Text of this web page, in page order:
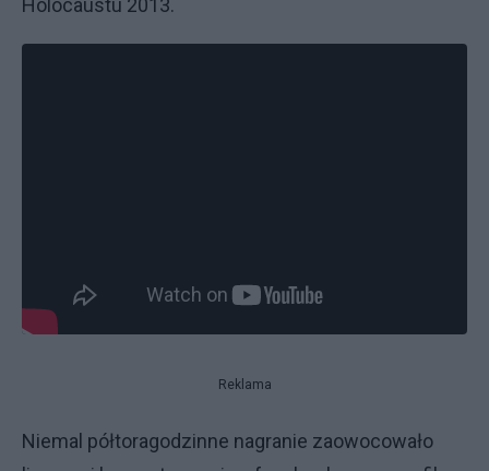
Holocaustu 2013.
Reklama
Niemal półtoragodzinne nagranie zaowocowało